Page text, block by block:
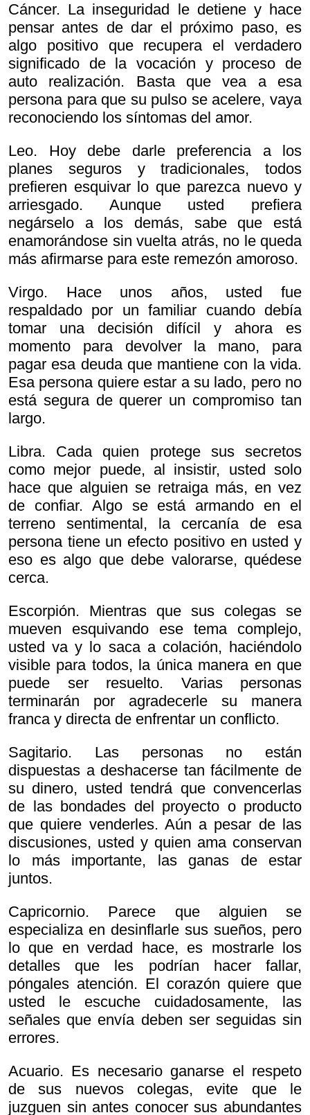
Cáncer. La inseguridad le detiene y hace
pensar antes de dar el próximo paso, es
algo positivo que recupera el verdadero
significado de la vocación y proceso de
auto realización. Basta que vea a esa
persona para que su pulso se acelere, vaya
reconociendo los síntomas del amor.
Leo. Hoy debe darle preferencia a los
planes seguros y tradicionales, todos
prefieren esquivar lo que parezca nuevo y
arriesgado. Aunque usted prefiera
negárselo a los demás, sabe que está
enamorándose sin vuelta atrás, no le queda
más afirmarse para este remezón amoroso.
Virgo. Hace unos años, usted fue
respaldado por un familiar cuando debía
tomar una decisión difícil y ahora es
momento para devolver la mano, para
pagar esa deuda que mantiene con la vida.
Esa persona quiere estar a su lado, pero no
está segura de querer un compromiso tan
largo.
Libra. Cada quien protege sus secretos
como mejor puede, al insistir, usted solo
hace que alguien se retraiga más, en vez
de confiar. Algo se está armando en el
terreno sentimental, la cercanía de esa
persona tiene un efecto positivo en usted y
eso es algo que debe valorarse, quédese
cerca.
Escorpión. Mientras que sus colegas se
mueven esquivando ese tema complejo,
usted va y lo saca a colación, haciéndolo
visible para todos, la única manera en que
puede ser resuelto. Varias personas
terminarán por agradecerle su manera
franca y directa de enfrentar un conflicto.
Sagitario. Las personas no están
dispuestas a deshacerse tan fácilmente de
su dinero, usted tendrá que convencerlas
de las bondades del proyecto o producto
que quiere venderles. Aún a pesar de las
discusiones, usted y quien ama conservan
lo más importante, las ganas de estar
juntos.
Capricornio. Parece que alguien se
especializa en desinflarle sus sueños, pero
lo que en verdad hace, es mostrarle los
detalles que les podrían hacer fallar,
póngales atención. El corazón quiere que
usted le escuche cuidadosamente, las
señales que envía deben ser seguidas sin
errores.
Acuario. Es necesario ganarse el respeto
de sus nuevos colegas, evite que le
juzguen sin antes conocer sus abundantes